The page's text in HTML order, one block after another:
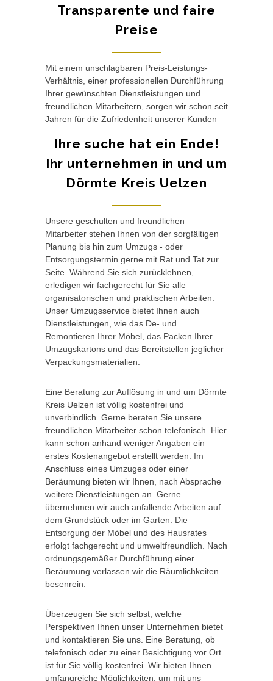
Transparente und faire
Preise
Mit einem unschlagbaren Preis-Leistungs-
Verhältnis, einer professionellen Durchführung
Ihrer gewünschten Dienstleistungen und
freundlichen Mitarbeitern, sorgen wir schon seit
Jahren für die Zufriedenheit unserer Kunden
Ihre suche hat ein Ende!
Ihr unternehmen in und um
Dörmte Kreis Uelzen
Unsere geschulten und freundlichen
Mitarbeiter stehen Ihnen von der sorgfältigen
Planung bis hin zum Umzugs - oder
Entsorgungstermin gerne mit Rat und Tat zur
Seite. Während Sie sich zurücklehnen,
erledigen wir fachgerecht für Sie alle
organisatorischen und praktischen Arbeiten.
Unser Umzugsservice bietet Ihnen auch
Dienstleistungen, wie das De- und
Remontieren Ihrer Möbel, das Packen Ihrer
Umzugskartons und das Bereitstellen jeglicher
Verpackungsmaterialien.
Eine Beratung zur Auflösung in und um Dörmte
Kreis Uelzen ist völlig kostenfrei und
unverbindlich. Gerne beraten Sie unsere
freundlichen Mitarbeiter schon telefonisch. Hier
kann schon anhand weniger Angaben ein
erstes Kostenangebot erstellt werden. Im
Anschluss eines Umzuges oder einer
Beräumung bieten wir Ihnen, nach Absprache
weitere Dienstleistungen an. Gerne
übernehmen wir auch anfallende Arbeiten auf
dem Grundstück oder im Garten. Die
Entsorgung der Möbel und des Hausrates
erfolgt fachgerecht und umweltfreundlich. Nach
ordnungsgemäßer Durchführung einer
Beräumung verlassen wir die Räumlichkeiten
besenrein.
Überzeugen Sie sich selbst, welche
Perspektiven Ihnen unser Unternehmen bietet
und kontaktieren Sie uns. Eine Beratung, ob
telefonisch oder zu einer Besichtigung vor Ort
ist für Sie völlig kostenfrei. Wir bieten Ihnen
umfangreiche Möglichkeiten, um mit uns